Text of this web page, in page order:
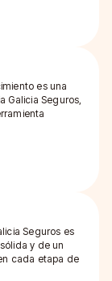
es una
Galicia Seguros,
Seguros es
y de un
cada etapa de